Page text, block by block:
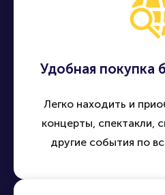
Удобная покупка
Легко находить и
концерты, спектакли,
другие события по